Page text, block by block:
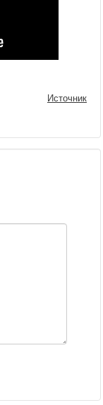
Источник